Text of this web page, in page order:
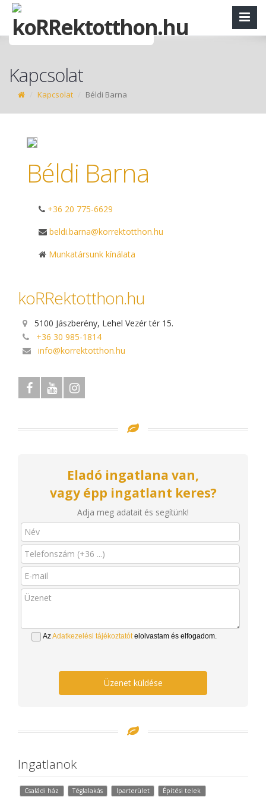
Kapcsolat
Kapcsolat Béldi Barna
Béldi Barna
+36 20 775-6629
beldi.barna@korrektotthon.hu
Munkatársunk kínálata
koRRektotthon.hu
5100 Jászberény, Lehel Vezér tér 15.
+36 30 985-1814
info@korrektotthon.hu
Eladó ingatlana van,
vagy épp ingatlant keres?
Adja meg adatait és segítünk!
AzAdatkezelési tájékoztatótelolvastam és elfogadom.
Üzenet küldése
Ingatlanok
Családi ház Téglalakás Iparterület
Építési telek